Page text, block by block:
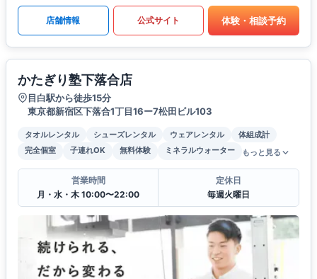
店舗情報 公式サイト 体験・相談予約
かたぎり塾下落合店
目白駅から徒歩15分
東京都新宿区下落合1丁目16ー7松田ビル103
タオルレンタル シューズレンタル ウェアレンタル
体組成計
完全個室
子連れOK 無料体験 ミネラルウォーター もっと見る
営業時間
月・水・木 10:00〜22:00
定休日
毎週火曜日